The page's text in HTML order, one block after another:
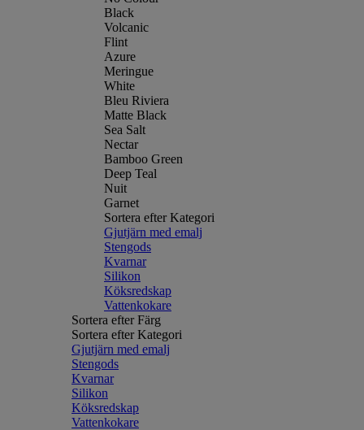
Black
Volcanic
Flint
Azure
Meringue
White
Bleu Riviera
Matte Black
Sea Salt
Nectar
Bamboo Green
Deep Teal
Nuit
Garnet
Sortera efter Kategori
Gjutjärn med emalj
Stengods
Kvarnar
Silikon
Köksredskap
Vattenkokare
Sortera efter Färg
Sortera efter Kategori
Gjutjärn med emalj
Stengods
Kvarnar
Silikon
Köksredskap
Vattenkokare